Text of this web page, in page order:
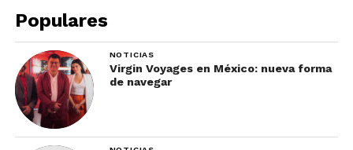
Populares
NOTICIAS
Virgin Voyages en México: nueva forma
de navegar